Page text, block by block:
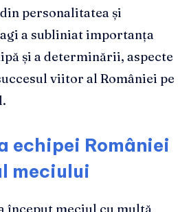
personalitatea și
a subliniat importanța
și a determinării, aspecte
viitor al României pe
echipei României
meciului